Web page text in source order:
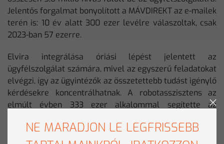
Jelentős forgalmat bonyolított a MÁVDIREKT az e-mailek
terén is: 10 év alatt 300 ezer levélre válaszoltak, csak
2023-ban 57 ezerre.
Elvira integrálása óriási lépést jelentett az
ügyfélszolgálat számára, mivel az egyszerű feladatokat
elvégzi, így az ügyintézők az összetettebb tudást igénylő
kérdésekre koncentrálhatnak. A robotasszisztens az
elmúlt évben 333 ezer alkalommal segítette az
NE MARADJON LE LEGFRISSEBB